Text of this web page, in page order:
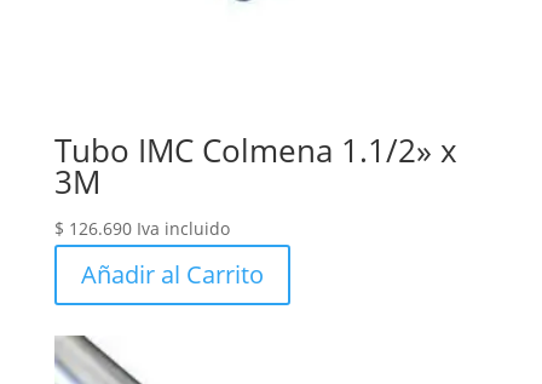
Tubo IMC Colmena 1.1/2» x
3M
$ 126.690 Iva incluido
Añadir al Carrito